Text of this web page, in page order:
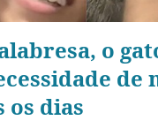
o
de
os dias